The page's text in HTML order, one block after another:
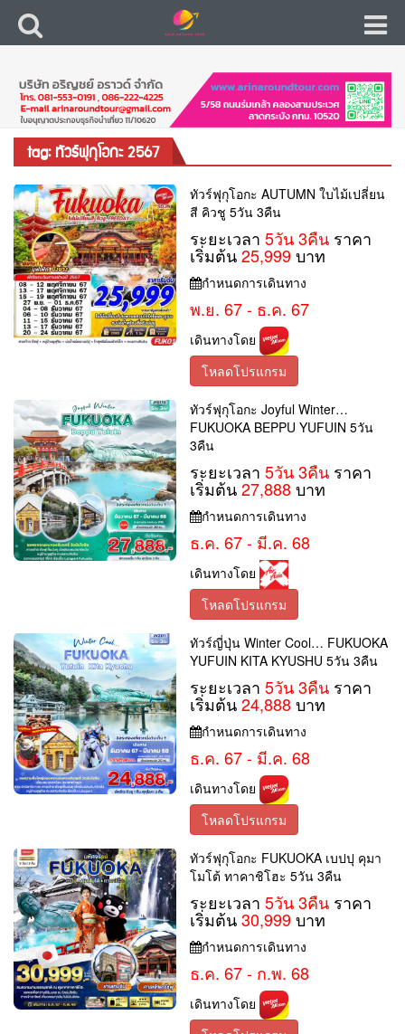
tag: ทัวร์ฟุกุโอกะ 2567
ทัวร์ฟุกุโอกะ AUTUMN ใบไม้เปลี่ยน
สี คิวชู 5วัน 3คืน
ระยะเวลา5วัน 3คืน ราคา
เริ่มต้น25,999บาท
กำหนดการเดินทาง
พ.ย. 67 - ธ.ค. 67
เดินทางโดย
โหลดโปรแกรม
ทัวร์ฟุกุโอกะ Joyful Winter…
FUKUOKA BEPPU YUFUIN 5วัน
3คืน
ระยะเวลา5วัน 3คืน ราคา
เริ่มต้น27,888บาท
กำหนดการเดินทาง
ธ.ค. 67 - มี.ค. 68
เดินทางโดย
โหลดโปรแกรม
ทัวร์ญี่ปุ่น Winter Cool… FUKUOKA
YUFUIN KITA KYUSHU 5วัน 3คืน
ระยะเวลา5วัน 3คืน ราคา
เริ่มต้น24,888บาท
กำหนดการเดินทาง
ธ.ค. 67 - มี.ค. 68
เดินทางโดย
โหลดโปรแกรม
ทัวร์ฟุกุโอกะ FUKUOKA เบปปุ คุมา
โมโต้ ทาคาชิโฮะ 5วัน 3คืน
ระยะเวลา5วัน 3คืน ราคา
เริ่มต้น30,999บาท
กำหนดการเดินทาง
ธ.ค. 67 - ก.พ. 68
เดินทางโดย